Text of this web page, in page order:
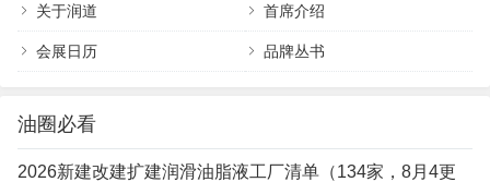
关于润道 首席介绍
会展日历 品牌丛书
油圈必看
2026新建改建扩建润滑油脂液工厂清单（134家，8月4更